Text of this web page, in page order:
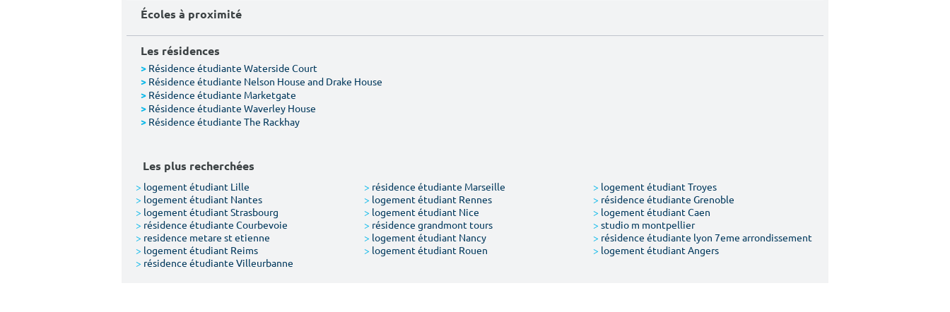
Écoles à proximité
Les résidences
> Résidence étudiante Waterside Court
> Résidence étudiante Nelson House and Drake House
> Résidence étudiante Marketgate
> Résidence étudiante Waverley House
> Résidence étudiante The Rackhay
Les plus recherchées
> logement étudiant Lille > résidence étudiante Marseille > logement étudiant Troyes
> logement étudiant Nantes > logement étudiant Rennes > résidence étudiante Grenoble
> logement étudiant Strasbourg > logement étudiant Nice > logement étudiant Caen
> résidence étudiante Courbevoie > résidence grandmont tours > studio m montpellier
> residence metare st etienne > logement étudiant Nancy > résidence étudiante lyon 7eme arrondissement
> logement étudiant Reims > logement étudiant Rouen > logement étudiant Angers
> résidence étudiante Villeurbanne